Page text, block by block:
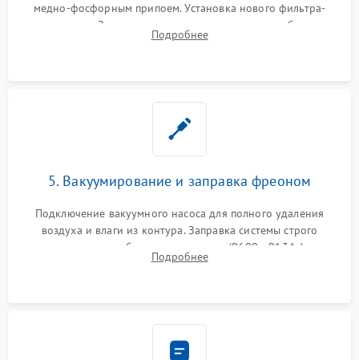
медно-фосфорным припоем. Установка нового фильтра-
осушителя. Замена изношенных вентиляторов обдува,
сломанных заслонок или поврежденных дверных петель.
Подробнее
5. Вакуумирование и заправка фреоном
Подключение вакуумного насоса для полного удаления
воздуха и влаги из контура. Заправка системы строго
дозированным объемом хладагента (R600a, R134a) по
электронным весам. Контроль рабочего давления в системе.
Подробнее